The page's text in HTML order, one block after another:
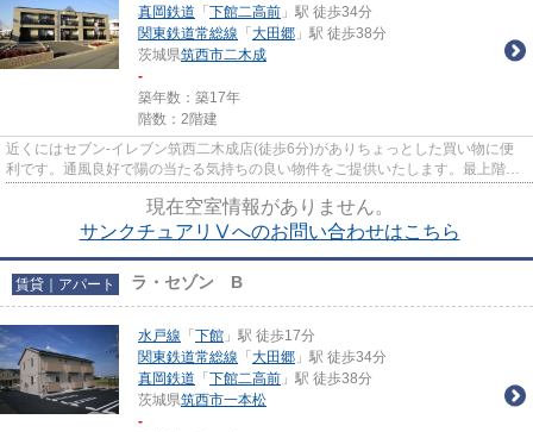
真岡鉄道 「 下館二高前 」駅 徒歩34分
関東鉄道常総線 「 大田郷 」駅 徒歩38分
茨城県筑西市二木成
-
築年数：築17年
階数：2階建
近くにはセブン-イレブン筑西二木成店(徒歩6分)がありちょっとした買い物に便
利です。通風良好で陽の当たる気持ちの良い物件をご提供いたします。最上階の
現在空室情報がありません。
サンクチュアリⅤへのお問い合わせはこちら
賃貸｜アパート ラ・セゾン B
水戸線 「 下館 」駅 徒歩17分
関東鉄道常総線 「 大田郷 」駅 徒歩34分
真岡鉄道 「 下館二高前 」駅 徒歩38分
茨城県筑西市一本松
-